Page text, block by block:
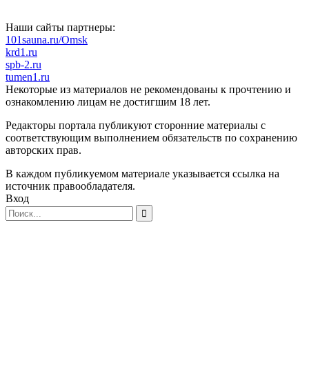
Наши сайты партнеры:
101sauna.ru/Omsk
krd1.ru
spb-2.ru
tumen1.ru
Некоторые из материалов не рекомендованы к прочтению и
ознакомлению лицам не достигшим 18 лет.
Редакторы портала публикуют сторонние материалы с
соответствующим выполнением обязательств по сохранению
авторских прав.
В каждом публикуемом материале указывается ссылка на
источник правообладателя.
Вход